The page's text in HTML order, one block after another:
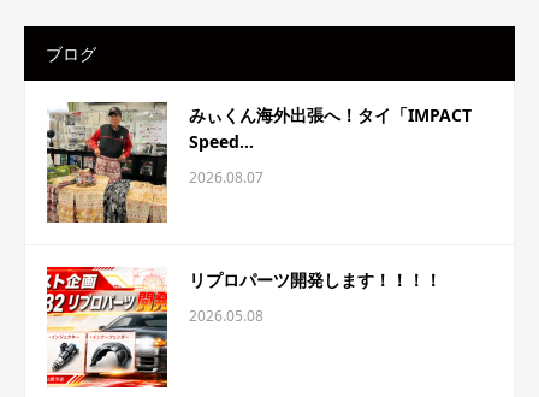
ブログ
みぃくん海外出張へ！タイ「IMPACT
Speed...
2026.08.07
リプロパーツ開発します！！！！
2026.05.08